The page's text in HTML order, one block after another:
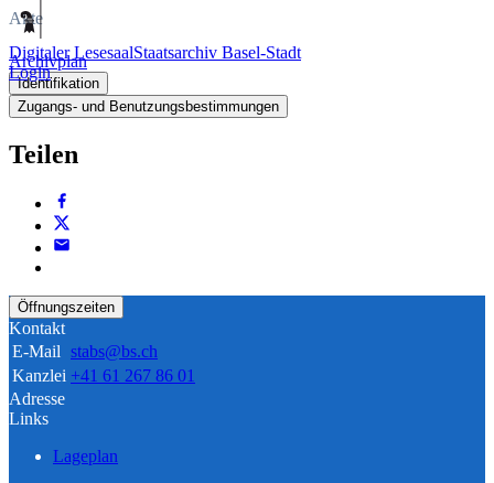
Digitaler LesesaalStaatsarchiv Basel-Stadt
Login
Akte
Archivplan
Identifikation
Zugangs- und Benutzungsbestimmungen
Teilen
Öffnungszeiten
Kontakt
E-Mail stabs@bs.ch
Kanzlei +41 61 267 86 01
Adresse
Links
Lageplan